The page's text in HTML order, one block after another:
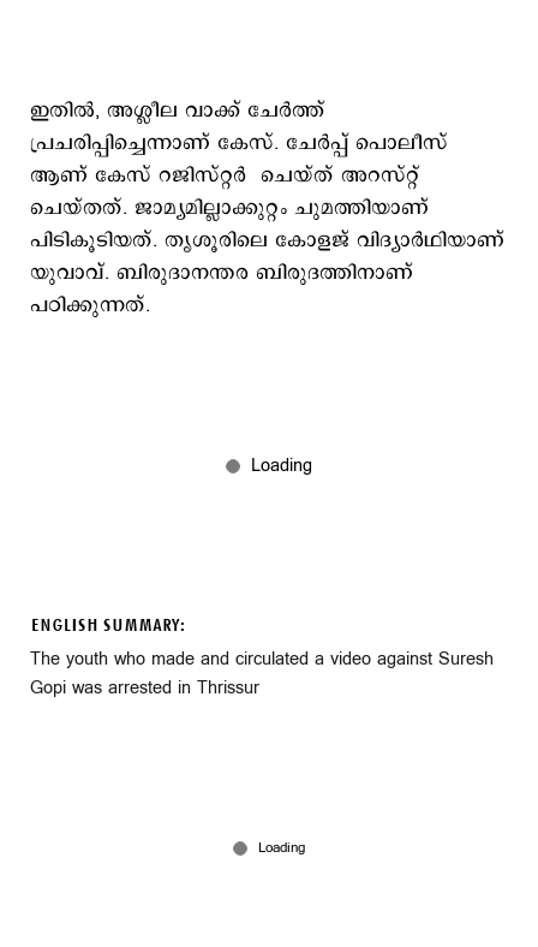
ഇതില്‍, അശ്ലീല വാക്ക് ചേര്‍ത്ത്
പ്രചരിപ്പിച്ചെന്നാണ് കേസ്. ചേര്‍പ്പ് പൊലീസ്
ആണ് കേസ് റജിസ്റ്റര്‍ ചെയ്ത് അറസ്റ്റ്
ചെയ്തത്. ജാമ്യമില്ലാക്കുറ്റം ചുമത്തിയാണ്
പിടികൂടിയത്. തൃശൂരിലെ കോളജ് വിദ്യാര്‍ഥിയാണ്
യുവാവ്. ബിരുദാനന്തര ബിരുദത്തിനാണ്
പഠിക്കുന്നത്.
ENGLISH SUMMARY:
The youth who made and circulated a video against Suresh
Gopi was arrested in Thrissur